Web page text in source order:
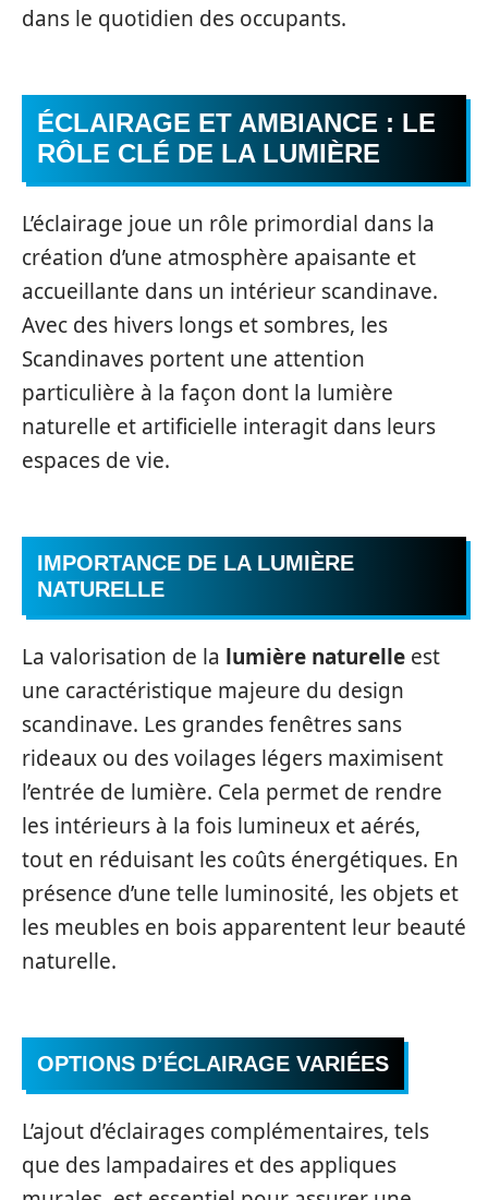
dans le quotidien des occupants.
ÉCLAIRAGE ET AMBIANCE : LE
RÔLE CLÉ DE LA LUMIÈRE
L’éclairage joue un rôle primordial dans la
création d’une atmosphère apaisante et
accueillante dans un intérieur scandinave.
Avec des hivers longs et sombres, les
Scandinaves portent une attention
particulière à la façon dont la lumière
naturelle et artificielle interagit dans leurs
espaces de vie.
IMPORTANCE DE LA LUMIÈRE
NATURELLE
La valorisation de la lumière naturelle est
une caractéristique majeure du design
scandinave. Les grandes fenêtres sans
rideaux ou des voilages légers maximisent
l’entrée de lumière. Cela permet de rendre
les intérieurs à la fois lumineux et aérés,
tout en réduisant les coûts énergétiques. En
présence d’une telle luminosité, les objets et
les meubles en bois apparentent leur beauté
naturelle.
OPTIONS D’ÉCLAIRAGE VARIÉES
L’ajout d’éclairages complémentaires, tels
que des lampadaires et des appliques